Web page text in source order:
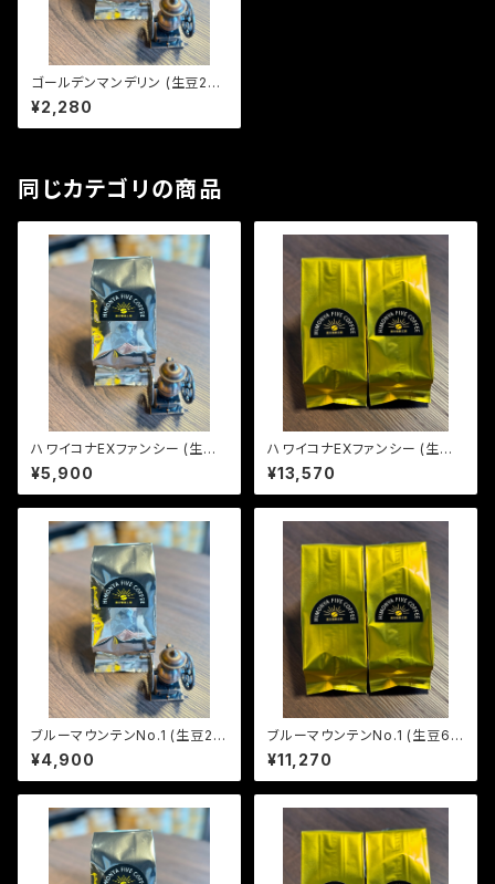
ゴールデンマンデリン (生豆240
g)
¥2,280
同じカテゴリの商品
ハワイコナEXファンシー (生豆2
40g)
¥5,900
ハワイコナEXファンシー (生豆6
00g)
¥13,570
ブルーマウンテンNo.1 (生豆24
0g)
¥4,900
ブルーマウンテンNo.1 (生豆60
0g)
¥11,270